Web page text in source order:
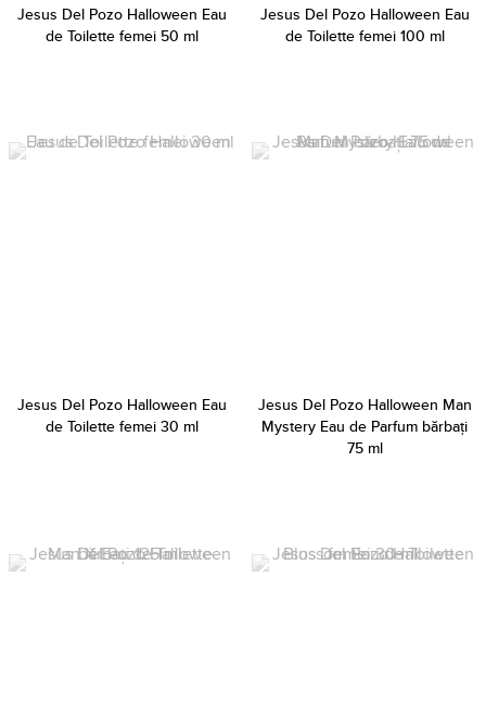
Jesus Del Pozo Halloween Eau
de Toilette femei 50 ml
Jesus Del Pozo Halloween Eau
de Toilette femei 100 ml
Jesus Del Pozo Halloween Eau
de Toilette femei 30 ml
Jesus Del Pozo Halloween Man
Mystery Eau de Parfum bărbați
75 ml